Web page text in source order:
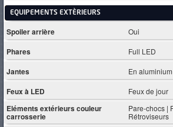
EQUIPEMENTS EXTÈRIEURS
Spoiler arrière Oui
Phares Full LED
Jantes En aluminium
Feux à LED Feux de jour
Eléments extérieurs couleur
carrosserie
Pare-chocs |
Rétroviseurs